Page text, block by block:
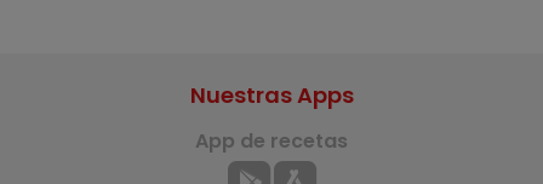
Nuestras Apps
App de recetas